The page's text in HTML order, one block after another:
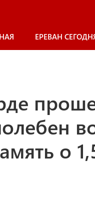
ЕРЕВАН
о